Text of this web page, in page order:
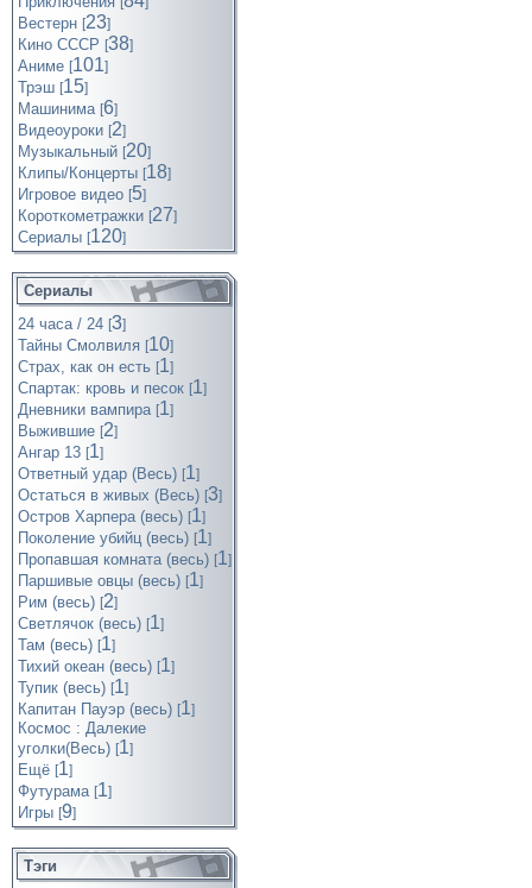
Вестерн [23]
Кино СССР [38]
Аниме [101]
Трэш [15]
Машинима [6]
Видеоуроки [2]
Музыкальный [20]
Клипы/Концерты [18]
Игровое видео [5]
Короткометражки [27]
Cериалы [120]
Сериалы
24 часа / 24 [3]
Тайны Смолвиля [10]
Страх, как он есть [1]
Спартак: кровь и песок [1]
Дневники вампира [1]
Выжившие [2]
Ангар 13 [1]
Ответный удар (Весь) [1]
Остаться в живых (Весь) [3]
Остров Харпера (весь) [1]
Поколение убийц (весь) [1]
Пропавшая комната (весь) [1]
Паршивые овцы (весь) [1]
Рим (весь) [2]
Светлячок (весь) [1]
Там (весь) [1]
Тихий океан (весь) [1]
Тупик (весь) [1]
Капитан Пауэр (весь) [1]
Космос : Далекие
уголки(Весь) [1]
Ещё [1]
Футурама [1]
Игры [9]
Тэги